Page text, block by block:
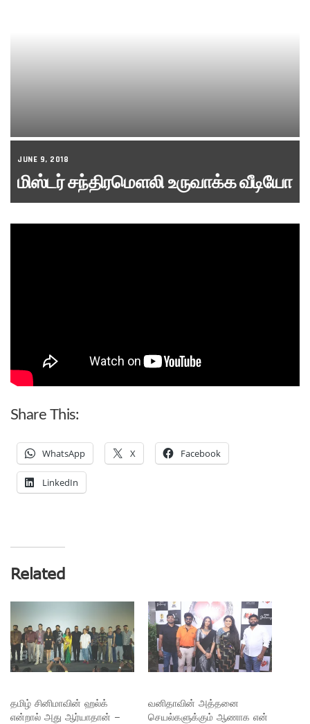
JUNE 9, 2018
மிஸ்டர் சந்திரமௌலி உருவாக்க வீடியோ
Share This:
WhatsApp X Facebook
LinkedIn
Related
தமிழ் சினிமாவின் ஹல்க்
என்றால் அது ஆர்யாதான் –
வனிதாவின் அத்தனை
செயல்களுக்கும் ஆணாக என்